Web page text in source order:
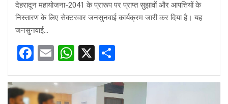
देहरादून महायोजना-2041 के प्रारूप पर प्राप्त सुझावों और आपत्तियों के
निस्तारण के लिए सेक्टरवार जनसुनवाई कार्यक्रम जारी कर दिया है। यह
जनसुनवाई…
F
ce
E
ail
W
at
X
ar